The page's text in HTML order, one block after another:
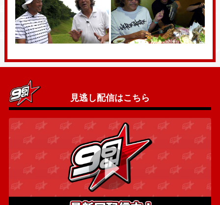
見逃し配信はこちら